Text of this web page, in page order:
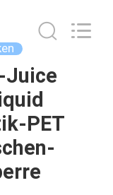
Juice
PET